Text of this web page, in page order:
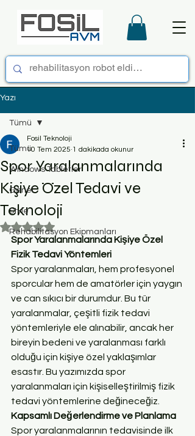
Yazı
Tümü
Windows Tabletler
Genel
Style
Rehabilitasyon Ekipmanları
Tümü
Spor Yaralanmalarında
Kişiye Özel Tedavi ve
Teknoloji
Fosil Teknoloji
10 Tem 2025 1 dakikada okunur
5 üzerinden NaN yıldız
Spor Yaralanmalarında Kişiye Özel
Fizik Tedavi Yöntemleri
Spor yaralanmaları, hem profesyonel
sporcular hem de amatörler için yaygın
ve can sıkıcı bir durumdur. Bu tür
yaralanmalar, çeşitli fizik tedavi
yöntemleriyle ele alınabilir, ancak her
bireyin bedeni ve yaralanması farklı
olduğu için kişiye özel yaklaşımlar
esastır. Bu yazımızda spor
yaralanmaları için kişiselleştirilmiş fizik
tedavi yöntemlerine değineceğiz.
Kapsamlı Değerlendirme ve Planlama
Spor yaralanmalarının tedavisinde ilk